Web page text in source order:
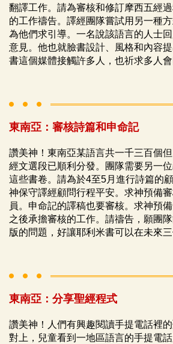
翻譯工作。請為審核和修訂摩西五經
的工作禱告。譯經團隊嘗試用另一種
為他們求引導。一名說該語言的人士
意見。他也就臉書設計、風格和內容
書這個媒體接觸許多人，也祈求多人會
東南亞：審核詩篇和申命記
讚美神！東南亞某語言共一千三百個
經文選段已順利分發。團隊需要另一
這些書卷。請為於4至5月進行詩篇的
神保守譯經顧問行程平安。求神預備
員。申命記的譯稿也要審核。求神預
之後承擔審核的工作。請禱告，願團
版的問題，好讓耶利米書可以在未來三
東南亞：分享聖經程式
讚美神！人們有興趣閱讀手提電話裡
對上，兒童看到一地區語言的手提電